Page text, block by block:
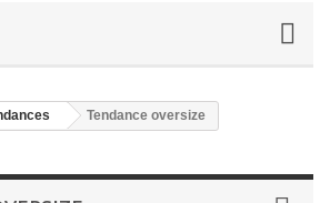
Tendance oversize